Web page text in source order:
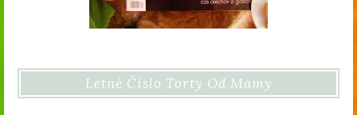
Letné Číslo Torty Od Mamy